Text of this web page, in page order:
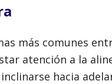
más comunes
atención a la
hacia